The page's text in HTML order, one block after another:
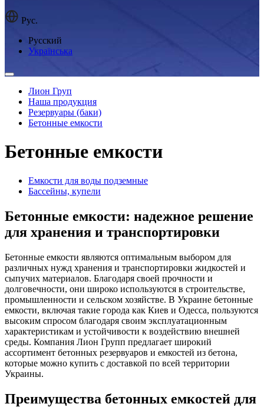
Рус.
Русский
Українська
Лион Груп
Наша продукция
Резервуары (баки)
Бетонные емкости
Бетонные емкости
Емкости для воды подземные
Бассейны, купели
Бетонные емкости: надежное решение
для хранения и транспортировки
Бетонные емкости являются оптимальным выбором для
различных нужд хранения и транспортировки жидкостей и
сыпучих материалов. Благодаря своей прочности и
долговечности, они широко используются в строительстве,
промышленности и сельском хозяйстве. В Украине бетонные
емкости, включая такие города как Киев и Одесса, пользуются
высоким спросом благодаря своим эксплуатационным
характеристикам и устойчивости к воздействию внешней
среды. Компания Лион Групп предлагает широкий
ассортимент бетонных резервуаров и емкостей из бетона,
которые можно купить с доставкой по всей территории
Украины.
Преимущества бетонных емкостей для